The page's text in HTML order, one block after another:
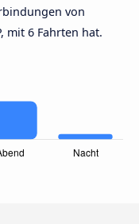
von
mit 6 Fahrten hat.